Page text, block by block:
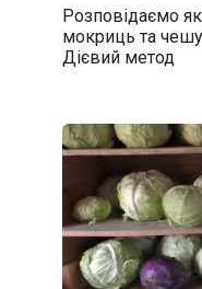
Розповідаємо
мокриць та
Дієвий метод